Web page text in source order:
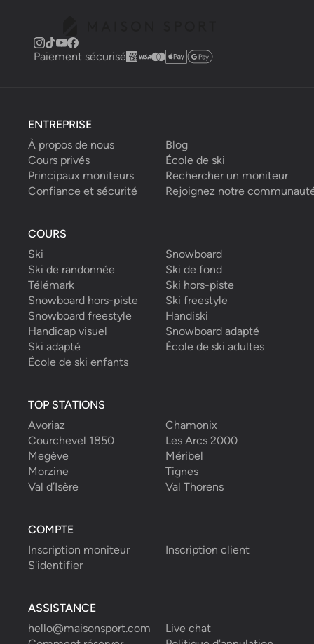
Paiement sécurisé
ENTREPRISE
À propos de nous
Blog
Cours privés
École de ski
Principaux moniteurs
Rechercher un moniteur
Confiance et sécurité
Rejoignez notre
COURS
Ski
Snowboard
Ski de randonnée
Ski de fond
Télémark
Ski hors-piste
Snowboard hors-piste
Ski freestyle
Snowboard freestyle
Handiski
Handicap visuel
Snowboard adapté
Ski adapté
École de ski adultes
École de ski enfants
TOP STATIONS
Avoriaz
Chamonix
Courchevel 1850
Les Arcs 2000
Megève
Méribel
Morzine
Tignes
Val d’Isère
Val Thorens
COMPTE
Inscription moniteur
Inscription client
S'identifier
ASSISTANCE
hello@maisonsport.com
Live chat